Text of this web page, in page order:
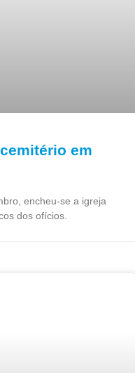
em
encheu-se a igreja
dos ofícios.